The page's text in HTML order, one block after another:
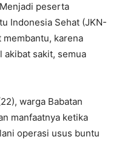
peserta
Indonesia Sehat (JKN-
membantu, karena
akibat sakit, semua
warga Babatan
manfaatnya ketika
operasi usus buntu